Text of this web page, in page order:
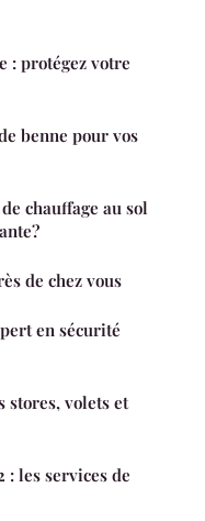
: protégez votre
benne pour vos
chauffage au sol
de chez vous
en sécurité
stores, volets et
: les services de